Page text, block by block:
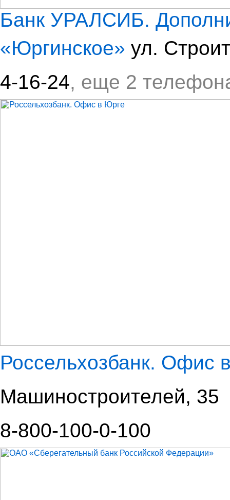
Банк УРАЛСИБ.
«Юргинское» ул.
4-16-24, еще 2
Россельхозбанк. Офис
Машиностроителей, 35
8-800-100-0-100